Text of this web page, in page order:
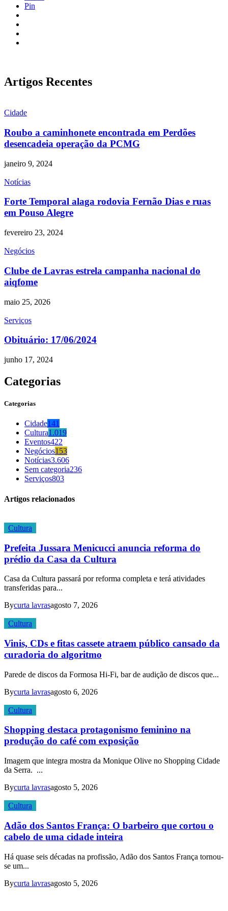
Pin
Artigos Recentes
Cidade
Roubo a caminhonete encontrada em Perdões
desencadeia operação da PCMG
janeiro 9, 2024
Notícias
Forte Temporal alaga rodovia Fernão Dias e ruas
em Pouso Alegre
fevereiro 23, 2024
Negócios
Clube de Lavras estrela campanha nacional do
aiqfome
maio 25, 2026
Serviços
Obituário: 17/06/2024
junho 17, 2024
Categorias
Categorias
Cidade141
Cultura1.019
Eventos422
Negócios153
Notícias3.606
Sem categoria236
Serviços803
Artigos relacionados
Cultura
Prefeita Jussara Menicucci anuncia reforma do
prédio da Casa da Cultura
Casa da Cultura passará por reforma completa e terá atividades
transferidas para...
Bycurta lavrasagosto 7, 2026
Cultura
Vinis, CDs e fitas cassete atraem público cansado da
curadoria do algoritmo
Parede de discos da Formosa Hi-Fi, bar de audição de discos que...
Bycurta lavrasagosto 6, 2026
Cultura
Shopping destaca protagonismo feminino na
produção do café com exposição
Imagem que integra mostra da Monique Olive no Shopping Cidade
da Serra. ...
Bycurta lavrasagosto 5, 2026
Cultura
Adão dos Santos França: O barbeiro que cortou o
cabelo de uma cidade inteira
Há quase seis décadas na profissão, Adão dos Santos França tornou-
se um...
Bycurta lavrasagosto 5, 2026